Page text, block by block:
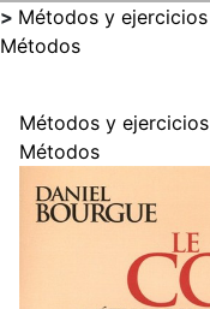
> Métodos y ejercicios
Métodos
Métodos y ejercicios
Métodos